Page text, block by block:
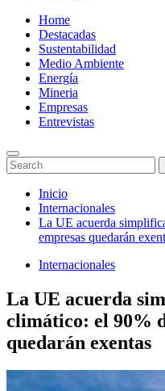
Menu
Home
Destacadas
Sustentabilidad
Medio Ambiente
Energía
Mineria
Empresas
Entrevistas
Enter
Keyword
Search
for:
Saltar
contenido
Inicio
Internacionales
La UE acuerda
empresas quedarán
Internacionales
La UE acuerda
climático: el 90%
quedarán exentas